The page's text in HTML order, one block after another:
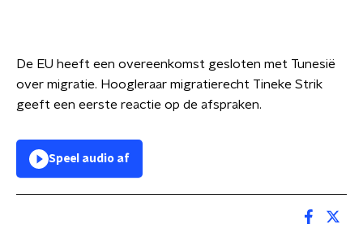
De EU heeft een overeenkomst gesloten met Tunesië
over migratie. Hoogleraar migratierecht Tineke Strik
geeft een eerste reactie op de afspraken.
Speel audio af